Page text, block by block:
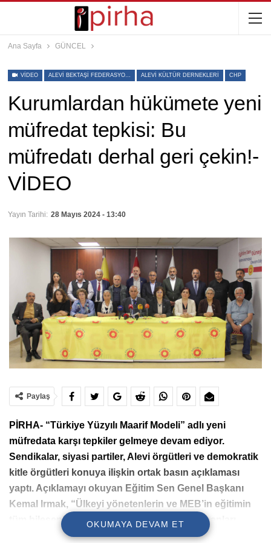
Ana Sayfa GÜNCEL
VIDEO ALEVI BEKTAŞI FEDERASYONU ALEVI KÜLTÜR DERNEKLERI CHP
Kurumlardan hükümete yeni
müfredat tepkisi: Bu
müfredatı derhal geri çekin!-
VİDEO
Yayın Tarihi: 28 Mayıs 2024 - 13:40
Paylaş
PİRHA- “Türkiye Yüzyılı Maarif Modeli” adlı yeni
müfredata karşı tepkiler gelmeye devam ediyor.
Sendikalar, siyasi partiler, Alevi örgütleri ve demokratik
kitle örgütleri konuya ilişkin ortak basın açıklaması
yaptı. Açıklamayı okuyan Eğitim Sen Genel Başkanı
Kemal Irmak, “Ülkeyi yönetenlerin ve MEB’in eğitimin
tüm bileşenleri, akademisyenleri, eğitim uzmanları,
eğitim sendikaları, eğitim fakülteleri ile yan yana
OKUMAYA DEVAM ET